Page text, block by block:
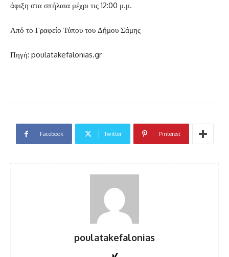
άφιξη στα σπήλαια μέχρι τις 12:00 μ.μ.
Από το Γραφείο Τύπου του Δήμου Σάμης
Πηγή: poulatakefalonias.gr
Facebook Twitter Pinterest
poulatakefalonias